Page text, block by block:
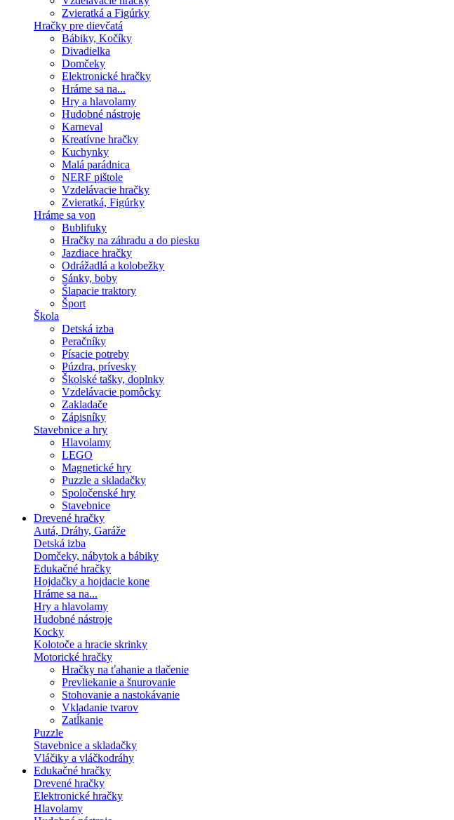
Zvieratká a Figúrky
Hračky pre dievčatá
Bábiky, Kočíky
Divadielka
Domčeky
Elektronické hračky
Hráme sa na...
Hry a hlavolamy
Hudobné nástroje
Karneval
Kreatívne hračky
Kuchynky
Malá parádnica
NERF pištole
Vzdelávacie hračky
Zvieratká, Figúrky
Hráme sa von
Bublifuky
Hračky na záhradu a do piesku
Jazdiace hračky
Odrážadlá a kolobežky
Sánky, boby
Šlapacie traktory
Šport
Škola
Detská izba
Peračníky
Písacie potreby
Púzdra, prívesky
Školské tašky, doplnky
Vzdelávacie pomôcky
Zakladače
Zápisníky
Stavebnice a hry
Hlavolamy
LEGO
Magnetické hry
Puzzle a skladačky
Spoločenské hry
Stavebnice
Drevené hračky
Autá, Dráhy, Garáže
Detská izba
Domčeky, nábytok a bábiky
Edukačné hračky
Hojdačky a hojdacie kone
Hráme sa na...
Hry a hlavolamy
Hudobné nástroje
Kocky
Kolotoče a hracie skrinky
Motorické hračky
Hračky na ťahanie a tlačenie
Prevliekanie a šnurovanie
Stohovanie a nastokávanie
Vkladanie tvarov
Zatĺkanie
Puzzle
Stavebnice a skladačky
Vláčiky a vláčkodráhy
Edukačné hračky
Drevené hračky
Elektronické hračky
Hlavolamy